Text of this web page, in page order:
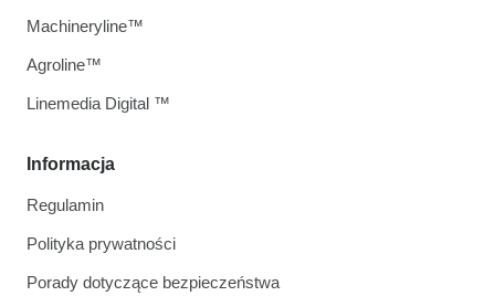
Informacja
Regulamin
Polityka prywatności
Porady dotyczące bezpieczeństwa
Machineryline™
Agroline™
Linemedia Digital ™